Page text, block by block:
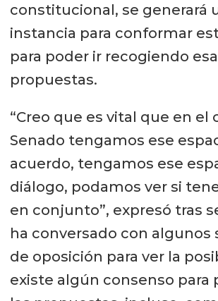
constitucional, se generará
instancia para conformar
para poder ir recogiendo
propuestas.
“Creo que es vital que en el
Senado tengamos ese
acuerdo, tengamos ese
diálogo, podamos ver si
en conjunto”, expresó tras
ha conversado con algunos
de oposición para ver la
existe algún consenso para